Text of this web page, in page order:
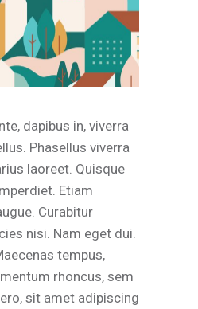
dapibus in, viverra
Phasellus viverra
laoreet. Quisque
Etiam
Curabitur
nisi. Nam eget dui.
tempus,
rhoncus, sem
sit amet adipiscing